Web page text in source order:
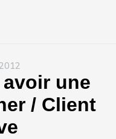
une
/ Client